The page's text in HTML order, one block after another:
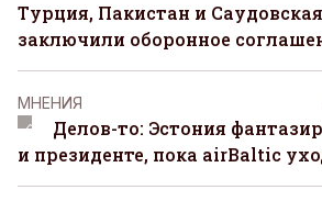
Турция, Пакистан и
заключили оборонное
MНЕНИЯ
Делов-то: Эстония
и президенте, пока airBaltic